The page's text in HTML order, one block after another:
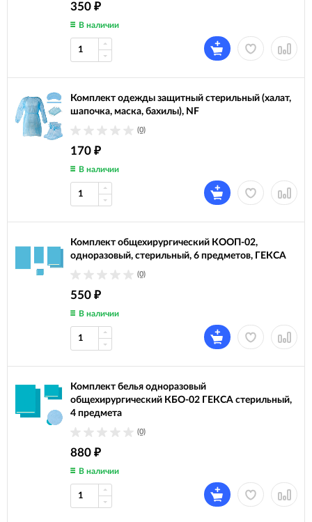
350 ₽
В наличии
Комплект одежды защитный стерильный (халат,
шапочка, маска, бахилы), NF
(0)
170 ₽
В наличии
Комплект общехирургический КООП-02,
одноразовый, стерильный, 6 предметов, ГЕКСА
(0)
550 ₽
В наличии
Комплект белья одноразовый
общехирургический КБО-02 ГЕКСА стерильный,
4 предмета
(0)
880 ₽
В наличии